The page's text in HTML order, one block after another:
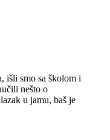
išli smo sa školom i
nešto o
u jamu, baš je